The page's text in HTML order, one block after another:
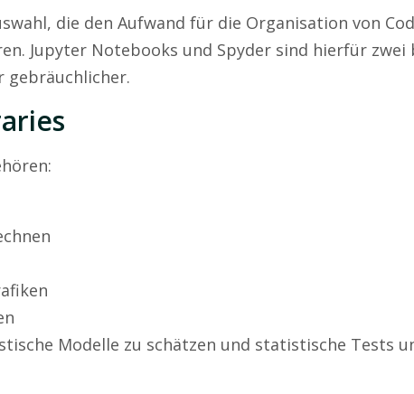
die den Aufwand für die Organisation von
Jupyter Notebooks und Spyder sind hierfür zwei
gebräuchlicher.
Modelle zu schätzen und statistische Tests